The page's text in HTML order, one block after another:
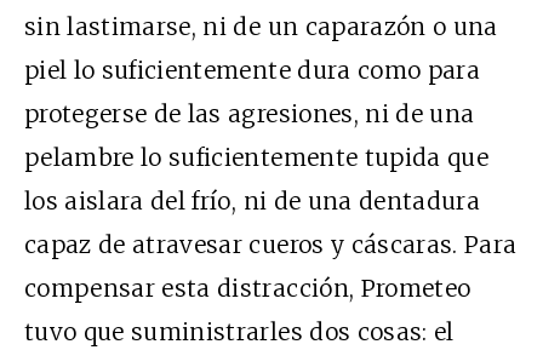
sin lastimarse, ni de un caparazón o una
piel lo suficientemente dura como para
protegerse de las agresiones, ni de una
pelambre lo suficientemente tupida que
los aislara del frío, ni de una dentadura
capaz de atravesar cueros y cáscaras. Para
compensar esta distracción, Prometeo
tuvo que suministrarles dos cosas: el